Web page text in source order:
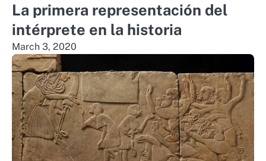
La primera representación del
intérprete en la historia
March 3, 2020